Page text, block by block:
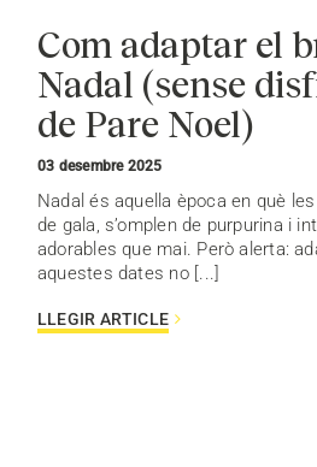
Com adaptar el
Nadal (sense
de Pare Noel)
03 desembre 2025
Nadal és aquella època en què
de gala, s’omplen de purpurina i
adorables que mai. Però alerta:
aquestes dates no [...]
LLEGIR ARTICLE